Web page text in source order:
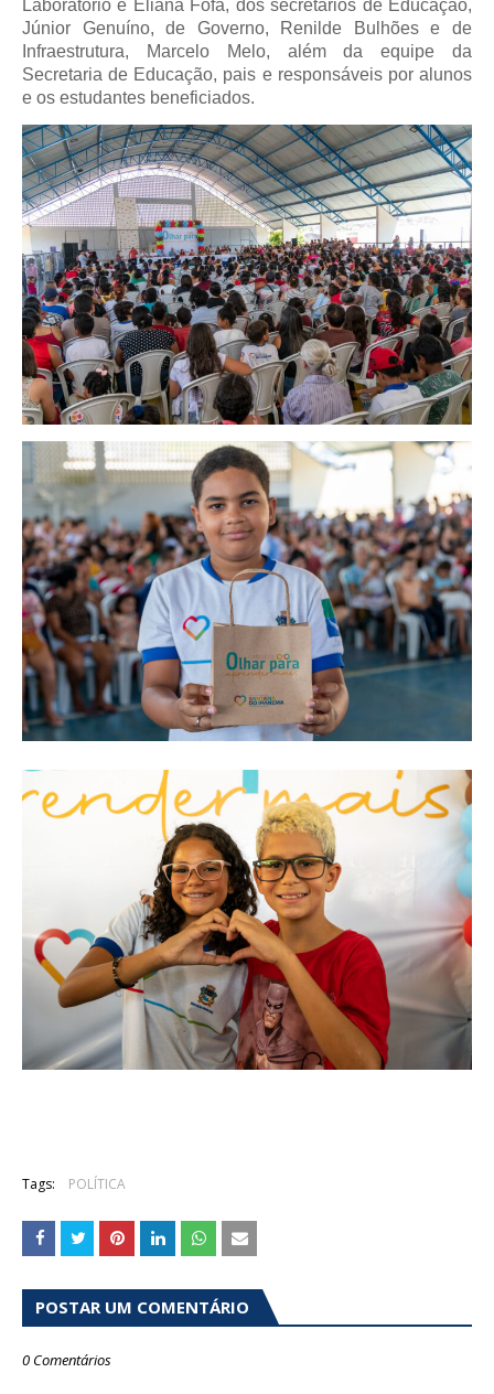
Laboratório e Eliana Fofa, dos secretários de Educação,
Júnior Genuíno, de Governo, Renilde Bulhões e de
Infraestrutura, Marcelo Melo, além da equipe da
Secretaria de Educação, pais e responsáveis por alunos
e os estudantes beneficiados.
Tags: POLÍTICA
POSTAR UM COMENTÁRIO
0 Comentários